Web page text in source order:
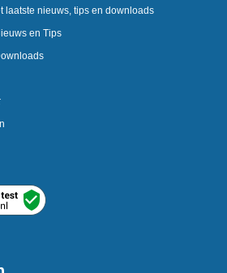
laatste nieuws, tips en downloads
en Tips